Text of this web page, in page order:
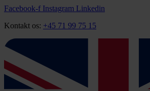
Videre
indhold
Facebook-f Instagram Linkedin
Kontakt os: +45 71 99 75 15